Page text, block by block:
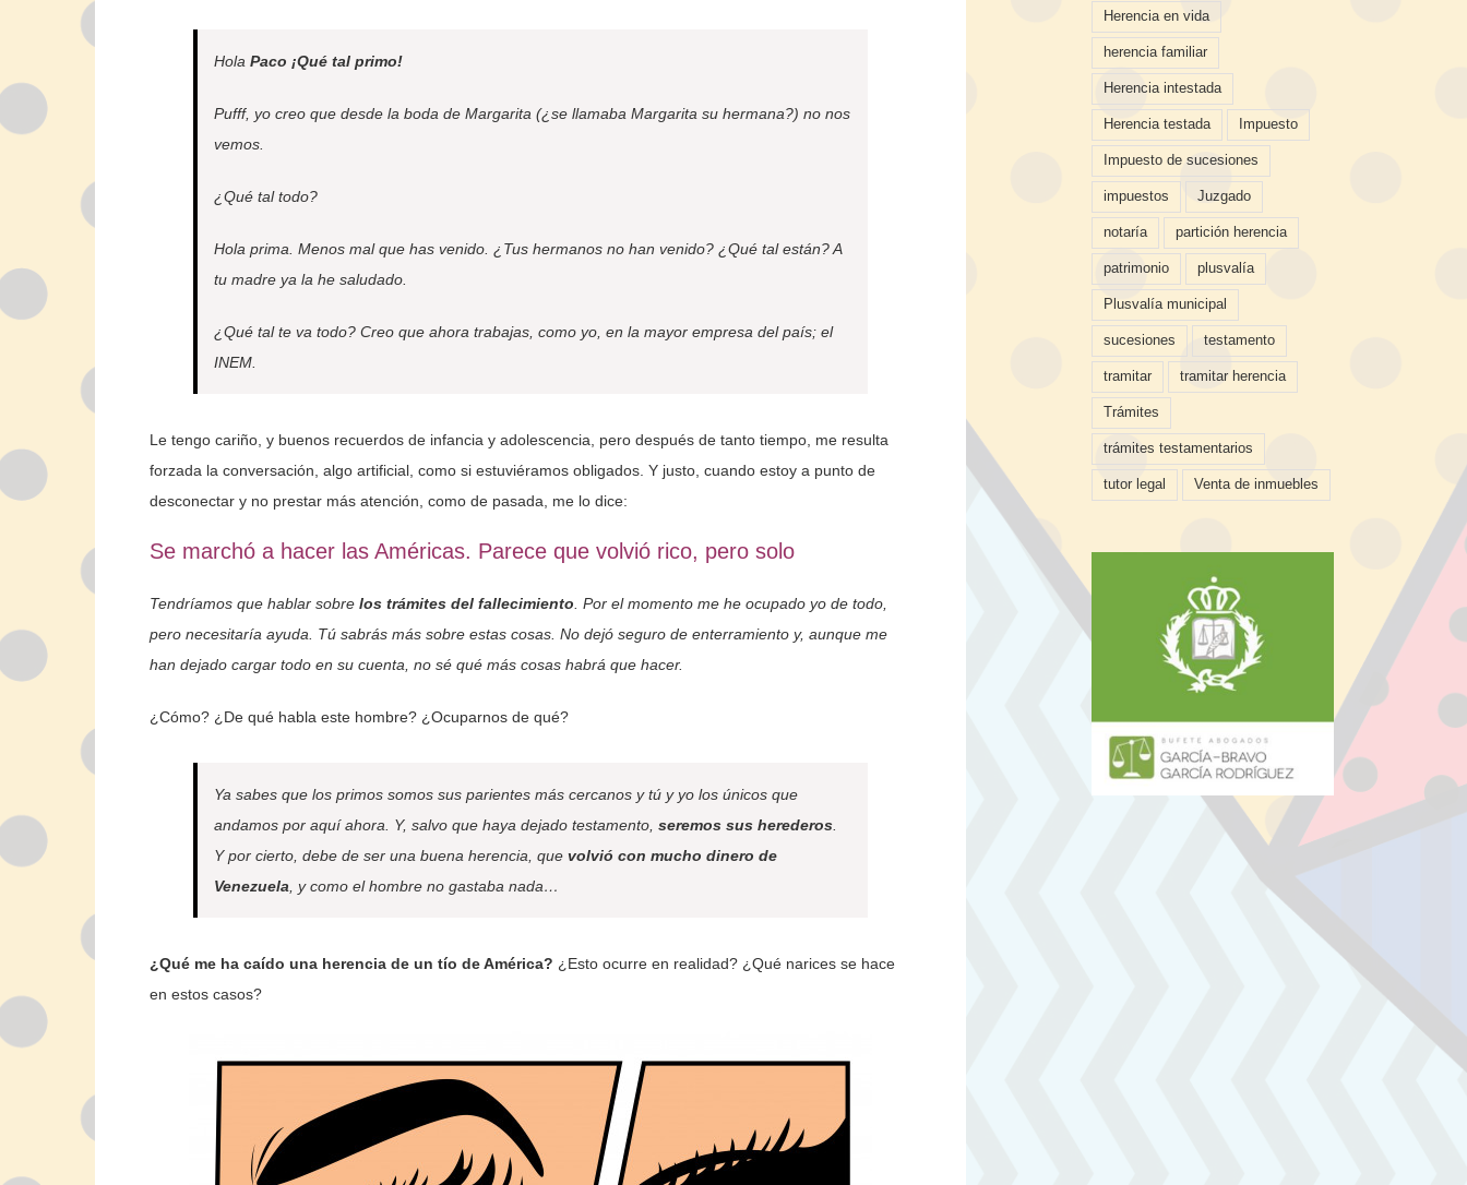
Hola Paco ¡Qué tal primo!
Pufff, yo creo que desde la boda de Margarita (¿se llamaba Margarita su hermana?) no nos
vemos.
¿Qué tal todo?
Hola prima. Menos mal que has venido. ¿Tus hermanos no han venido? ¿Qué tal están? A
tu madre ya la he saludado.
¿Qué tal te va todo? Creo que ahora trabajas, como yo, en la mayor empresa del país; el
INEM.
Le tengo cariño, y buenos recuerdos de infancia y adolescencia, pero después de tanto tiempo, me resulta
forzada la conversación, algo artificial, como si estuviéramos obligados. Y justo, cuando estoy a punto de
desconectar y no prestar más atención, como de pasada, me lo dice:
Se marchó a hacer las Américas. Parece que volvió rico, pero solo
Tendríamos que hablar sobre los trámites del fallecimiento. Por el momento me he ocupado yo de todo,
pero necesitaría ayuda. Tú sabrás más sobre estas cosas. No dejó seguro de enterramiento y, aunque me
han dejado cargar todo en su cuenta, no sé qué más cosas habrá que hacer.
¿Cómo? ¿De qué habla este hombre? ¿Ocuparnos de qué?
Ya sabes que los primos somos sus parientes más cercanos y tú y yo los únicos que
andamos por aquí ahora. Y, salvo que haya dejado testamento, seremos sus herederos.
Y por cierto, debe de ser una buena herencia, que volvió con mucho dinero de
Venezuela, y como el hombre no gastaba nada…
¿Qué me ha caído una herencia de un tío de América? ¿Esto ocurre en realidad? ¿Qué narices se hace
en estos casos?
Herencia en vida
herencia familiar
Herencia intestada
Herencia testada Impuesto
Impuesto de sucesiones
impuestos Juzgado
notaría partición herencia
patrimonio plusvalía
Plusvalía municipal
sucesiones testamento
tramitar tramitar herencia
Trámites
trámites testamentarios
tutor legal Venta de inmuebles